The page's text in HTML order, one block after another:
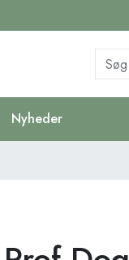
Nyheder